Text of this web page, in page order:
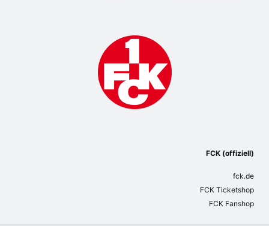
FCK (offiziell)
fck.de
FCK Ticketshop
FCK Fanshop